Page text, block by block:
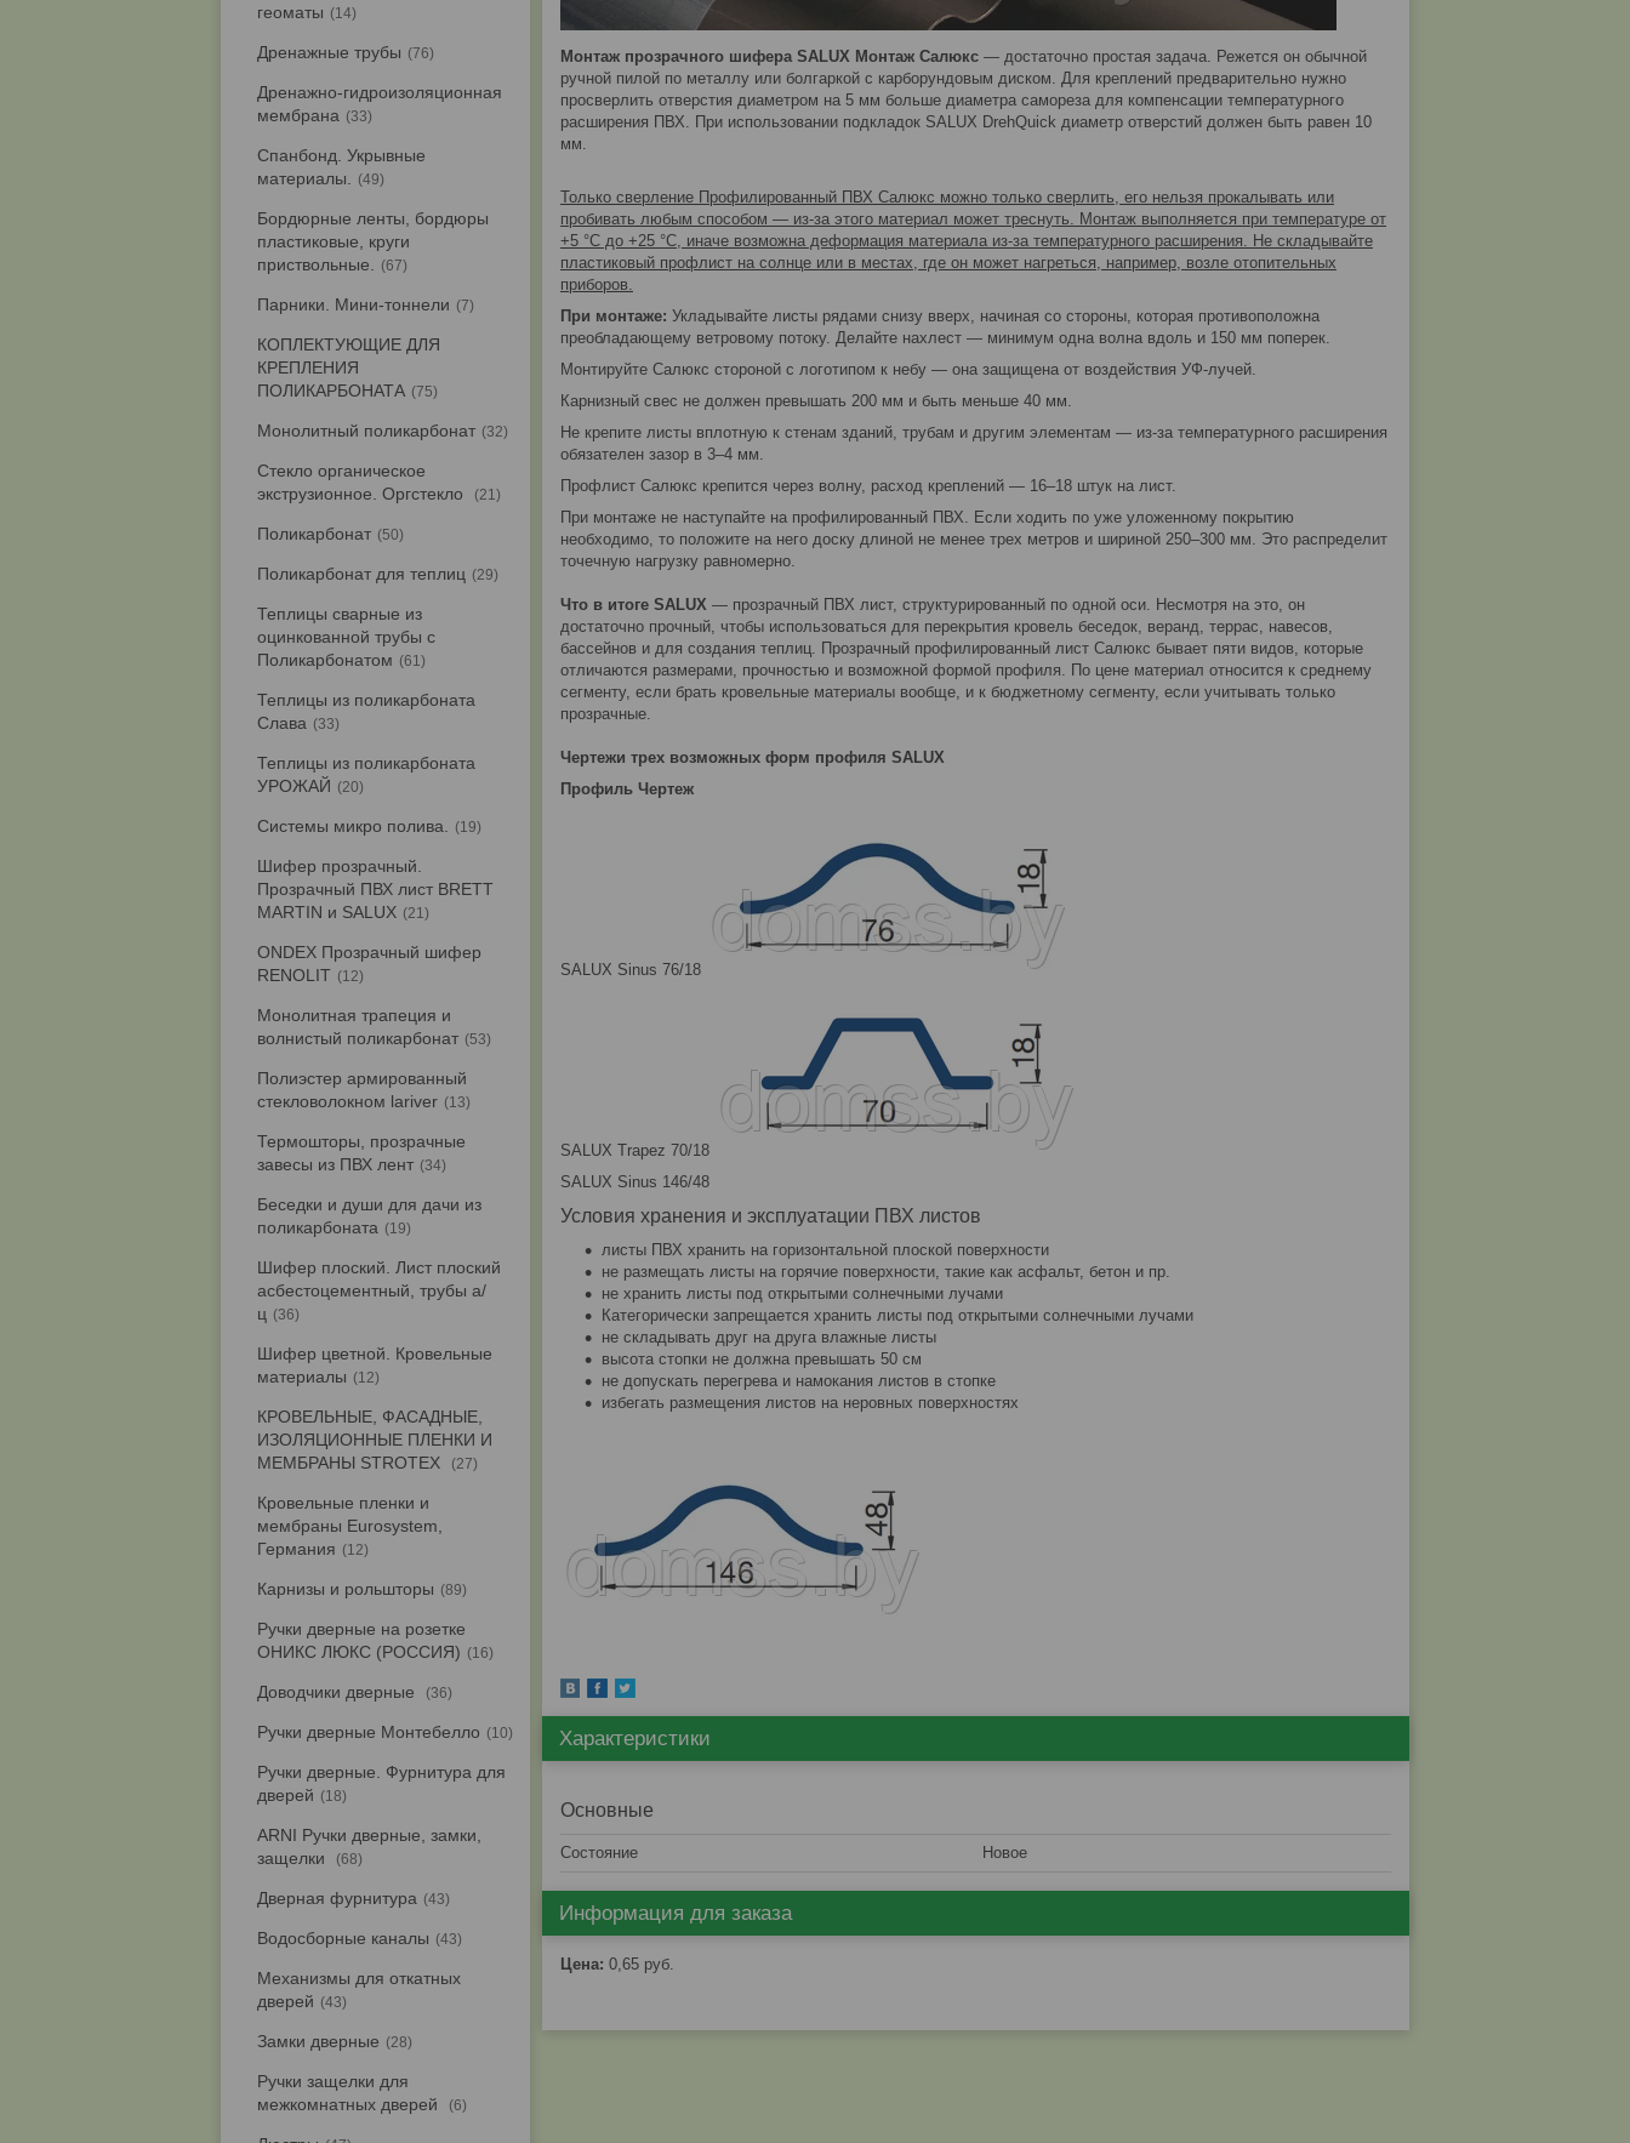
Монтаж прозрачного шифера SALUX Монтаж Салюкс — достаточно простая задача. Режется он обычной
ручной пилой по металлу или болгаркой с карборундовым диском. Для креплений предварительно нужно
просверлить отверстия диаметром на 5 мм больше диаметра самореза для компенсации температурного
расширения ПВХ. При использовании подкладок SALUX DrehQuick диаметр отверстий должен быть равен 10
мм.
Только сверление Профилированный ПВХ Салюкс можно только сверлить, его нельзя прокалывать или
пробивать любым способом — из-за этого материал может треснуть. Монтаж выполняется при температуре от
+5 °С до +25 °С, иначе возможна деформация материала из-за температурного расширения. Не складывайте
пластиковый профлист на солнце или в местах, где он может нагреться, например, возле отопительных
приборов.
При монтаже: Укладывайте листы рядами снизу вверх, начиная со стороны, которая противоположна
преобладающему ветровому потоку. Делайте нахлест — минимум одна волна вдоль и 150 мм поперек.
Монтируйте Салюкс стороной с логотипом к небу — она защищена от воздействия УФ-лучей.
Карнизный свес не должен превышать 200 мм и быть меньше 40 мм.
Не крепите листы вплотную к стенам зданий, трубам и другим элементам — из-за температурного расширения
обязателен зазор в 3–4 мм.
Профлист Салюкс крепится через волну, расход креплений — 16–18 штук на лист.
При монтаже не наступайте на профилированный ПВХ. Если ходить по уже уложенному покрытию
необходимо, то положите на него доску длиной не менее трех метров и шириной 250–300 мм. Это распределит
точечную нагрузку равномерно.
Что в итоге SALUX — прозрачный ПВХ лист, структурированный по одной оси. Несмотря на это, он
достаточно прочный, чтобы использоваться для перекрытия кровель беседок, веранд, террас, навесов,
бассейнов и для создания теплиц. Прозрачный профилированный лист Салюкс бывает пяти видов, которые
отличаются размерами, прочностью и возможной формой профиля. По цене материал относится к среднему
сегменту, если брать кровельные материалы вообще, и к бюджетному сегменту, если учитывать только
прозрачные.
Чертежи трех возможных форм профиля SALUX
Профиль Чертеж
SALUX Sinus 76/18
SALUX Trapez 70/18
SALUX Sinus 146/48
Условия хранения и эксплуатации ПВХ листов
листы ПВХ хранить на горизонтальной плоской поверхности
не размещать листы на горячие поверхности, такие как асфальт, бетон и пр.
не хранить листы под открытыми солнечными лучами
Категорически запрещается хранить листы под открытыми солнечными лучами
не складывать друг на друга влажные листы
высота стопки не должна превышать 50 см
не допускать перегрева и намокания листов в стопке
избегать размещения листов на неровных поверхностях
Характеристики
Основные
Состояние Новое
Информация для заказа
Цена: 0,65 руб.
геоматы
14
Дренажные трубы 76
Дренажно-гидроизоляционная
мембрана
33
Спанбонд. Укрывные
материалы.
49
Бордюрные ленты, бордюры
пластиковые, круги
приствольные.
67
Парники. Мини-тоннели 7
КОПЛЕКТУЮЩИЕ ДЛЯ
КРЕПЛЕНИЯ
ПОЛИКАРБОНАТА
75
Монолитный поликарбонат 32
Стекло органическое
экструзионное. Оргстекло
21
Поликарбонат 50
Поликарбонат для теплиц 29
Теплицы сварные из
оцинкованной трубы с
Поликарбонатом
61
Теплицы из поликарбоната
Слава
33
Теплицы из поликарбоната
УРОЖАЙ
20
Системы микро полива. 19
Шифер прозрачный.
Прозрачный ПВХ лист BRETT
MARTIN и SALUX
21
ONDEX Прозрачный шифер
RENOLIT
12
Монолитная трапеция и
волнистый поликарбонат
53
Полиэстер армированный
стекловолокном lariver
13
Термошторы, прозрачные
завесы из ПВХ лент
34
Беседки и души для дачи из
поликарбоната
19
Шифер плоский. Лист плоский
асбестоцементный, трубы а/
ц
36
Шифер цветной. Кровельные
материалы
12
КРОВЕЛЬНЫЕ, ФАСАДНЫЕ,
ИЗОЛЯЦИОННЫЕ ПЛЕНКИ И
МЕМБРАНЫ STROTEX
27
Кровельные пленки и
мембраны Eurosystem,
Германия
12
Карнизы и рольшторы 89
Ручки дверные на розетке
ОНИКС ЛЮКС (РОССИЯ)
16
Доводчики дверные 36
Ручки дверные Монтебелло 10
Ручки дверные. Фурнитура для
дверей
18
ARNI Ручки дверные, замки,
защелки
68
Дверная фурнитура 43
Водосборные каналы 43
Механизмы для откатных
дверей
43
Замки дверные 28
Ручки защелки для
межкомнатных дверей
6